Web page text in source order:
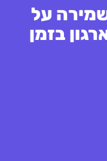
על
בזמן